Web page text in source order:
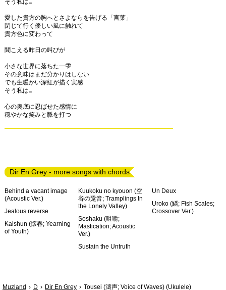
愛した貴方の胸へとさよならを告げる「言葉」
閉じて行く優しい風に触れて
貴方色に変わって
聞こえる昨日の叫びが
小さな世界に落ちた一雫
その意味はまだ分かりはしない
でも生暖かい深紅が描く実感
そう私は…
心の奥底に忍ばせた感情に
Dir En Grey - more songs with chords
Behind a vacant image
(Acoustic Ver.)
Jealous reverse
Kaishun (懐春; Yearning
of Youth)
Kuukoku no kyouon (空
谷の跫音; Tramplings In
the Lonely Valley)
Soshaku (咀嚼;
Mastication; Acoustic
Ver.)
Sustain the Untruth
Un Deux
Uroko (鱗; Fish Scales;
Crossover Ver.)
Muzland D Dir En Grey Tousei (濤声; Voice of Waves) (Ukulele)